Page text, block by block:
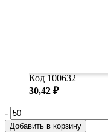
Код 100632
30,42 ₽
-
Добавить в корзину